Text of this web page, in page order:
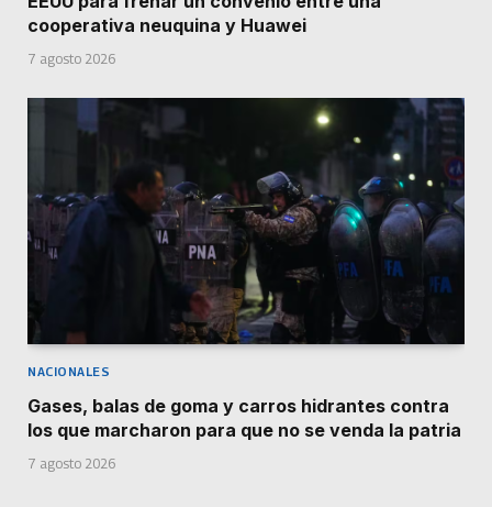
cooperativa neuquina y Huawei
7 agosto 2026
NACIONALES
Gases, balas de goma y carros hidrantes contra
los que marcharon para que no se venda la patria
7 agosto 2026